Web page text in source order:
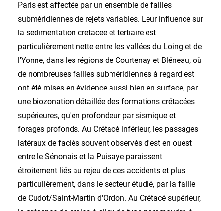
Paris est affectée par un ensemble de failles
subméridiennes de rejets variables. Leur influence sur
la sédimentation crétacée et tertiaire est
particulièrement nette entre les vallées du Loing et de
l'Yonne, dans les régions de Courtenay et Bléneau, où
de nombreuses failles subméridiennes à regard est
ont été mises en évidence aussi bien en surface, par
une biozonation détaillée des formations crétacées
supérieures, qu'en profondeur par sismique et
forages profonds. Au Crétacé inférieur, les passages
latéraux de faciès souvent observés d'est en ouest
entre le Sénonais et la Puisaye paraissent
étroitement liés au rejeu de ces accidents et plus
particulièrement, dans le secteur étudié, par la faille
de Cudot/Saint-Martin d'Ordon. Au Crétacé supérieur,